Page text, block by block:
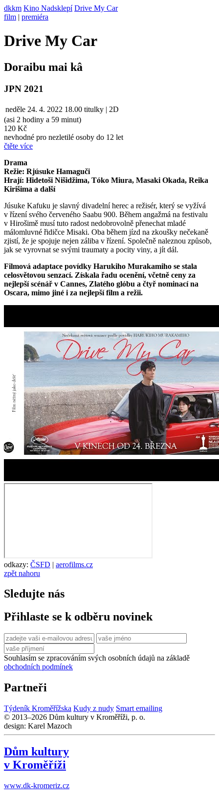
dkkm Kino Nadsklepí Drive My Car
film | premiéra
Drive My Car
Doraibu mai kâ
JPN 2021
neděle 24. 4. 2022 18.00 titulky | 2D
(asi 2 hodiny a 59 minut)
120 Kč
nevhodné pro nezletilé osoby do 12 let
čtěte více
Drama
Režie: Rjúsuke Hamaguči
Hrají: Hidetoši Nišidžima, Tóko Miura, Masaki Okada, Reika
Kirišima a další
Júsuke Kafuku je slavný divadelní herec a režisér, který se vyžívá
v řízení svého červeného Saabu 900. Během angažmá na festivalu
v Hirošimě musí tuto radost nedobrovolně přenechat mladé
málomluvné řidičce Misaki. Oba během jízd na zkoušky nečekaně
zjistí, že je spojuje nejen záliba v řízení. Společně naleznou způsob,
jak se vyrovnat se svými traumaty a pocity viny, a jít dál.
Filmová adaptace povídky Harukiho Murakamiho se stala
celosvětovou senzací. Získala řadu ocenění, včetně ceny za
nejlepší scénář v Cannes, Zlatého glóbu a čtyř nominací na
Oscara, mimo jiné i za nejlepší film a režii.
odkazy: ČSFD | aerofilms.cz
zpět nahoru
Sledujte nás
Přihlaste se k odběru novinek
Souhlasím se zpracováním svých osobních údajů na základě
obchodních podmínek
Partneři
Týdeník Kroměřížska Kudy z nudy Smart emailing
© 2013–2026 Dům kultury v Kroměříži, p. o.
design: Karel Mazoch
Dům kultury
v Kroměříži
www.dk-kromeriz.cz